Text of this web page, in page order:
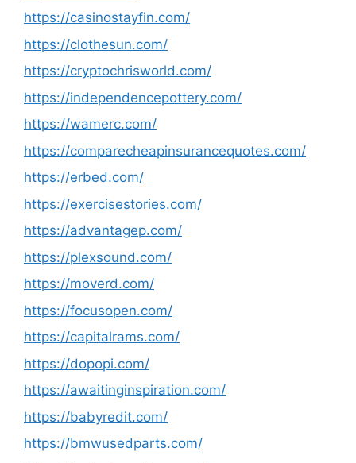
https://casinostayfin.com/
https://clothesun.com/
https://cryptochrisworld.com/
https://independencepottery.com/
https://wamerc.com/
https://comparecheapinsurancequotes.com/
https://erbed.com/
https://exercisestories.com/
https://advantagep.com/
https://plexsound.com/
https://moverd.com/
https://focusopen.com/
https://capitalrams.com/
https://dopopi.com/
https://awaitinginspiration.com/
https://babyredit.com/
https://bmwusedparts.com/